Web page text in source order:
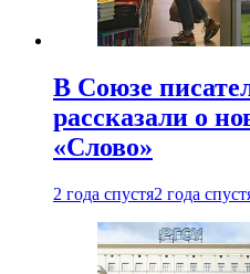
В Союзе
рассказали о
«Слово»
2 года спустя2 года